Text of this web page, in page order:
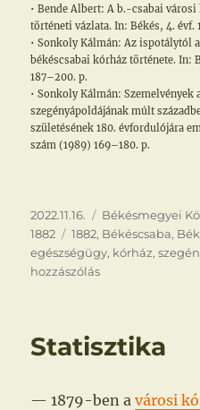
• Bende Albert: A b.-csabai
történeti vázlata. In: Békés, 4. évf.
• Sonkoly Kálmán: Az
békéscsabai kórház története. In:
187–200. p.
• Sonkoly Kálmán: Szemelvények
szegényápoldájának múlt
születésének 180. évfordulójára
szám (1989) 169–180. p.
Közzétéve
2022.11.16. Kategória
Békésmegyei
1882
Címke
1882, Békéscsaba,
egészségügy, kórház,
hozzászólás
Statisztika
— 1879-ben avárosi